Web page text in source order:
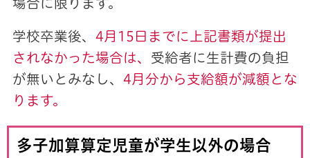
場合に限ります。
学校卒業後、 4月15日までに上記書類が提出
されなかった場合は、 受給者に生計費の負担
が無いとみなし、 4月分から支給額が減額とな
ります。
多子加算算定児童が学生以外の場合